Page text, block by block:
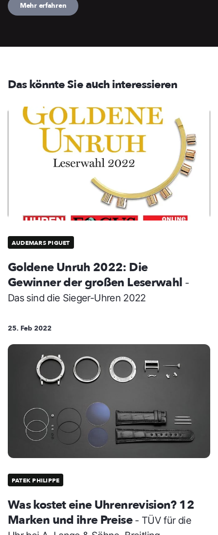
Mehr erfahren
Das könnte Sie auch interessieren
AUDEMARS PIGUET
Goldene Unruh 2022: Die
Gewinner der großen Leserwahl -
Das sind die Sieger-Uhren 2022
25. Feb 2022
PATEK PHILIPPE
Was kostet eine Uhrenrevision? 12
Marken und ihre Preise - TÜV für die